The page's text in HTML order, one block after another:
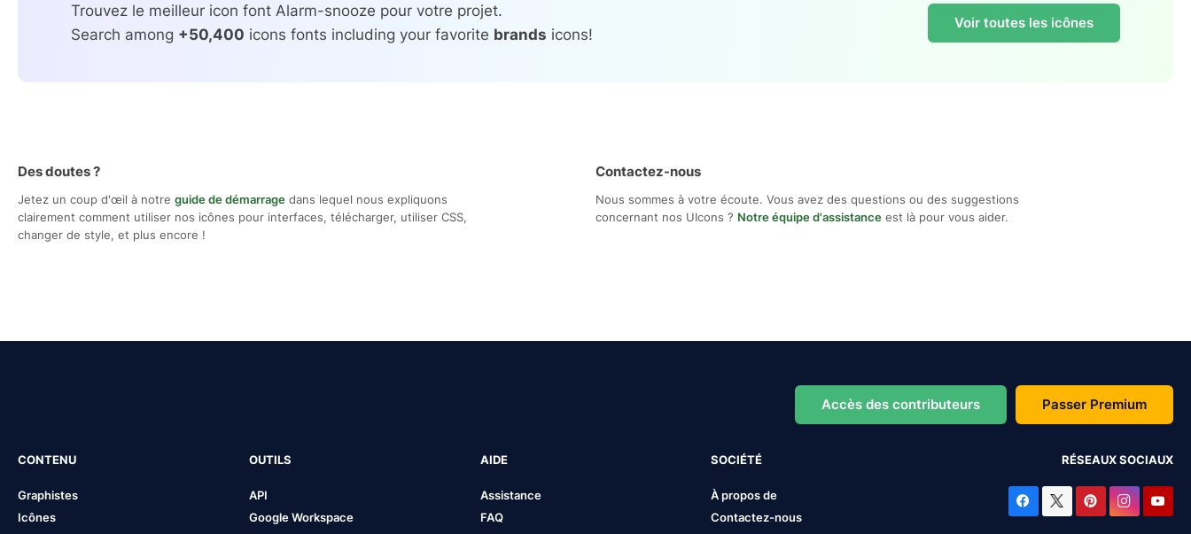
Trouvez le meilleur icon font Alarm-snooze pour votre projet.
Search among +50,400 icons fonts including your favorite brands icons!
Voir toutes les icônes
Des doutes ?
Jetez un coup d'œil à notre guide de démarrage dans lequel nous expliquons
clairement comment utiliser nos icônes pour interfaces, télécharger, utiliser CSS,
changer de style, et plus encore !
Contactez-nous
Nous sommes à votre écoute. Vous avez des questions ou des suggestions
concernant nos UIcons ? Notre équipe d'assistance est là pour vous aider.
Accès des contributeurs Passer Premium
CONTENU
Graphistes
Icônes
OUTILS
API
Google Workspace
AIDE
Assistance
FAQ
SOCIÉTÉ
À propos de
Contactez-nous
RÉSEAUX SOCIAUX